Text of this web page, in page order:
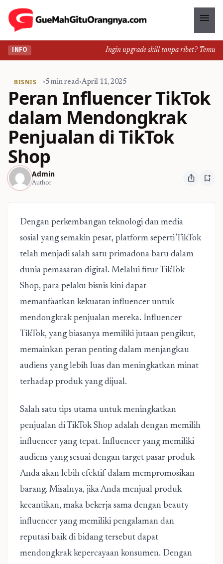
menu
INFO Ingin upgrade skill tanpa ribet? Temukan
BISNIS •5 min read•April 11, 2025
Peran Influencer TikTok
dalam Mendongkrak
Penjualan di TikTok
Shop
Admin
Author ios_share bookmark_add
Dengan perkembangan teknologi dan media
sosial yang semakin pesat, platform seperti TikTok
telah menjadi salah satu primadona baru dalam
dunia pemasaran digital. Melalui fitur TikTok
Shop, para pelaku bisnis kini dapat
memanfaatkan kekuatan influencer untuk
mendongkrak penjualan mereka. Influencer
TikTok, yang biasanya memiliki jutaan pengikut,
memainkan peran penting dalam menjangkau
audiens yang lebih luas dan meningkatkan minat
terhadap produk yang dijual.
Salah satu tips utama untuk meningkatkan
penjualan di TikTok Shop adalah dengan memilih
influencer yang tepat. Influencer yang memiliki
audiens yang sesuai dengan target pasar produk
Anda akan lebih efektif dalam mempromosikan
barang. Misalnya, jika Anda menjual produk
kecantikan, maka bekerja sama dengan beauty
influencer yang memiliki pengalaman dan
reputasi baik di bidang tersebut dapat
mendongkrak kepercayaan konsumen. Dengan